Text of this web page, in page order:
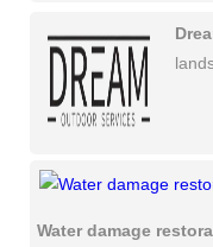
Water damage